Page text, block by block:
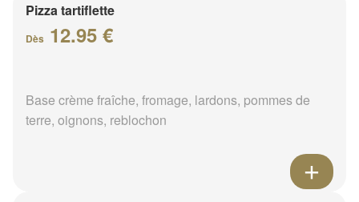
Pizza tartiflette
Dès 12.95 €
Base crème fraîche, fromage, lardons, pommes de
terre, oignons, reblochon